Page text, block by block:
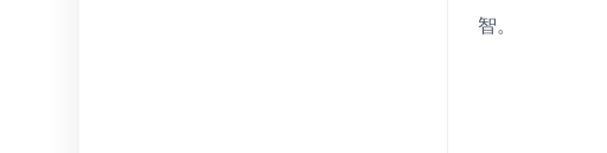
智。